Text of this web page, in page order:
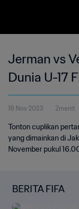
Jerman vs
Dunia U-17
Cuplikan
18 Nov 2023 2menit
Tonton cuplikan
yang dimainkan di
November pukul
BERITA FIFA